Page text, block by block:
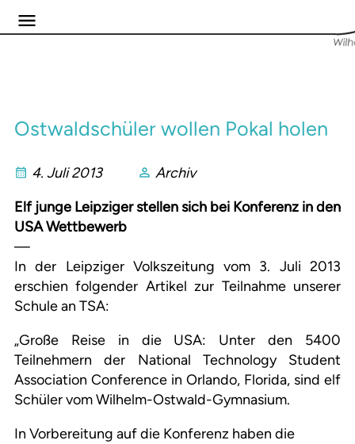
Ostwaldschüler wollen Pokal holen
4. Juli 2013
Archiv
Elf junge Leipziger stellen sich bei Konferenz in den
USA Wettbewerb
—
In der Leipziger Volkszeitung vom 3. Juli 2013
erschien folgender Artikel zur Teilnahme unserer
Schule an TSA:
„Große Reise in die USA: Unter den 5400
Teilnehmern der National Technology Student
Association Conference in Orlando, Florida, sind elf
Schüler vom Wilhelm-Ostwald-Gymnasium.
In Vorbereitung auf die Konferenz haben die